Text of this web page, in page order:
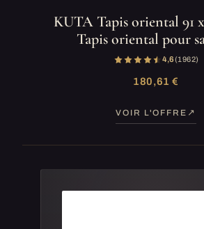
KUTA Tapis oriental 91
Tapis oriental pour
4,6(1 962)
180,61 €
VOIR L'OFFRE